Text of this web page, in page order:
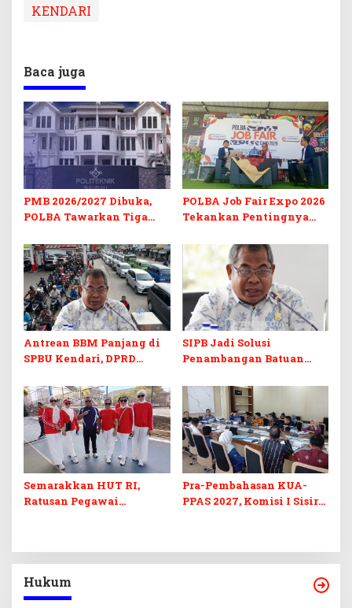
KENDARI
Baca juga
PMB 2026/2027 Dibuka,
POLBA Tawarkan Tiga
Kuliah Gratis
POLBA Job Fair Expo 2026
Tekankan Pentingnya
Digital
Antrean BBM Panjang di
SPBU Kendari, DPRD
Barcode Curang
SIPB Jadi Solusi
Penambangan Batuan
di Sultra
Semarakkan HUT RI,
Ratusan Pegawai
Pra-Pembahasan KUA-
PPAS 2027, Komisi I Sisir
Hukum